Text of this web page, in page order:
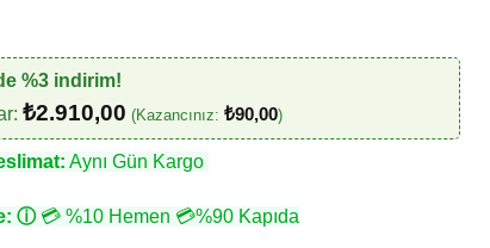
%3 indirim!
₺2.910,00 (Kazancınız: ₺90,00)
Aynı Gün Kargo
ⓘ💳 %10 Hemen 💳%90 Kapıda